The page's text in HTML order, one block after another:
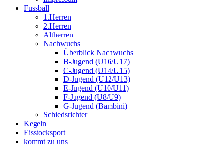
Fussball
1.Herren
2.Herren
Altherren
Nachwuchs
Überblick Nachwuchs
B-Jugend (U16/U17)
C-Jugend (U14/U15)
D-Jugend (U12/U13)
E-Jugend (U10/U11)
F-Jugend (U8/U9)
G-Jugend (Bambini)
Schiedsrichter
Kegeln
Eisstocksport
kommt zu uns